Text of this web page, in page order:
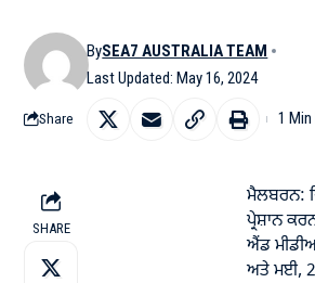
Last Updated: May 16, 2024
BySEA7 AUSTRALIA TEAM
Share 1 Min
SHARE
ਮੈਲਬਰਨ:
ਪ੍ਰੇਸ਼ਾਨ
ਐਂਡ
ਅਤੇ ਮਈ,